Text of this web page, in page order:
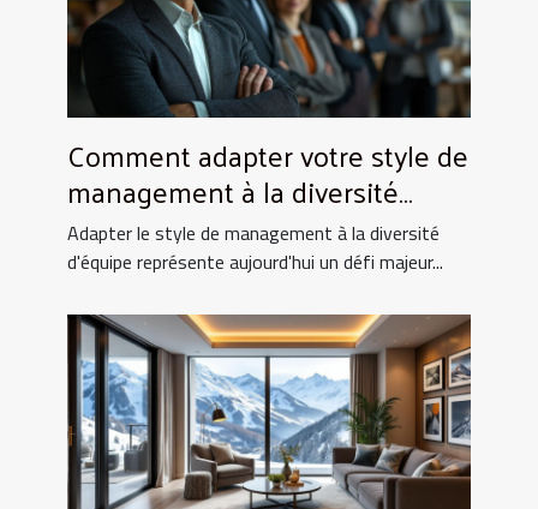
Comment adapter votre style de
management à la diversité
d'équipe ?
Adapter le style de management à la diversité
d'équipe représente aujourd'hui un défi majeur...